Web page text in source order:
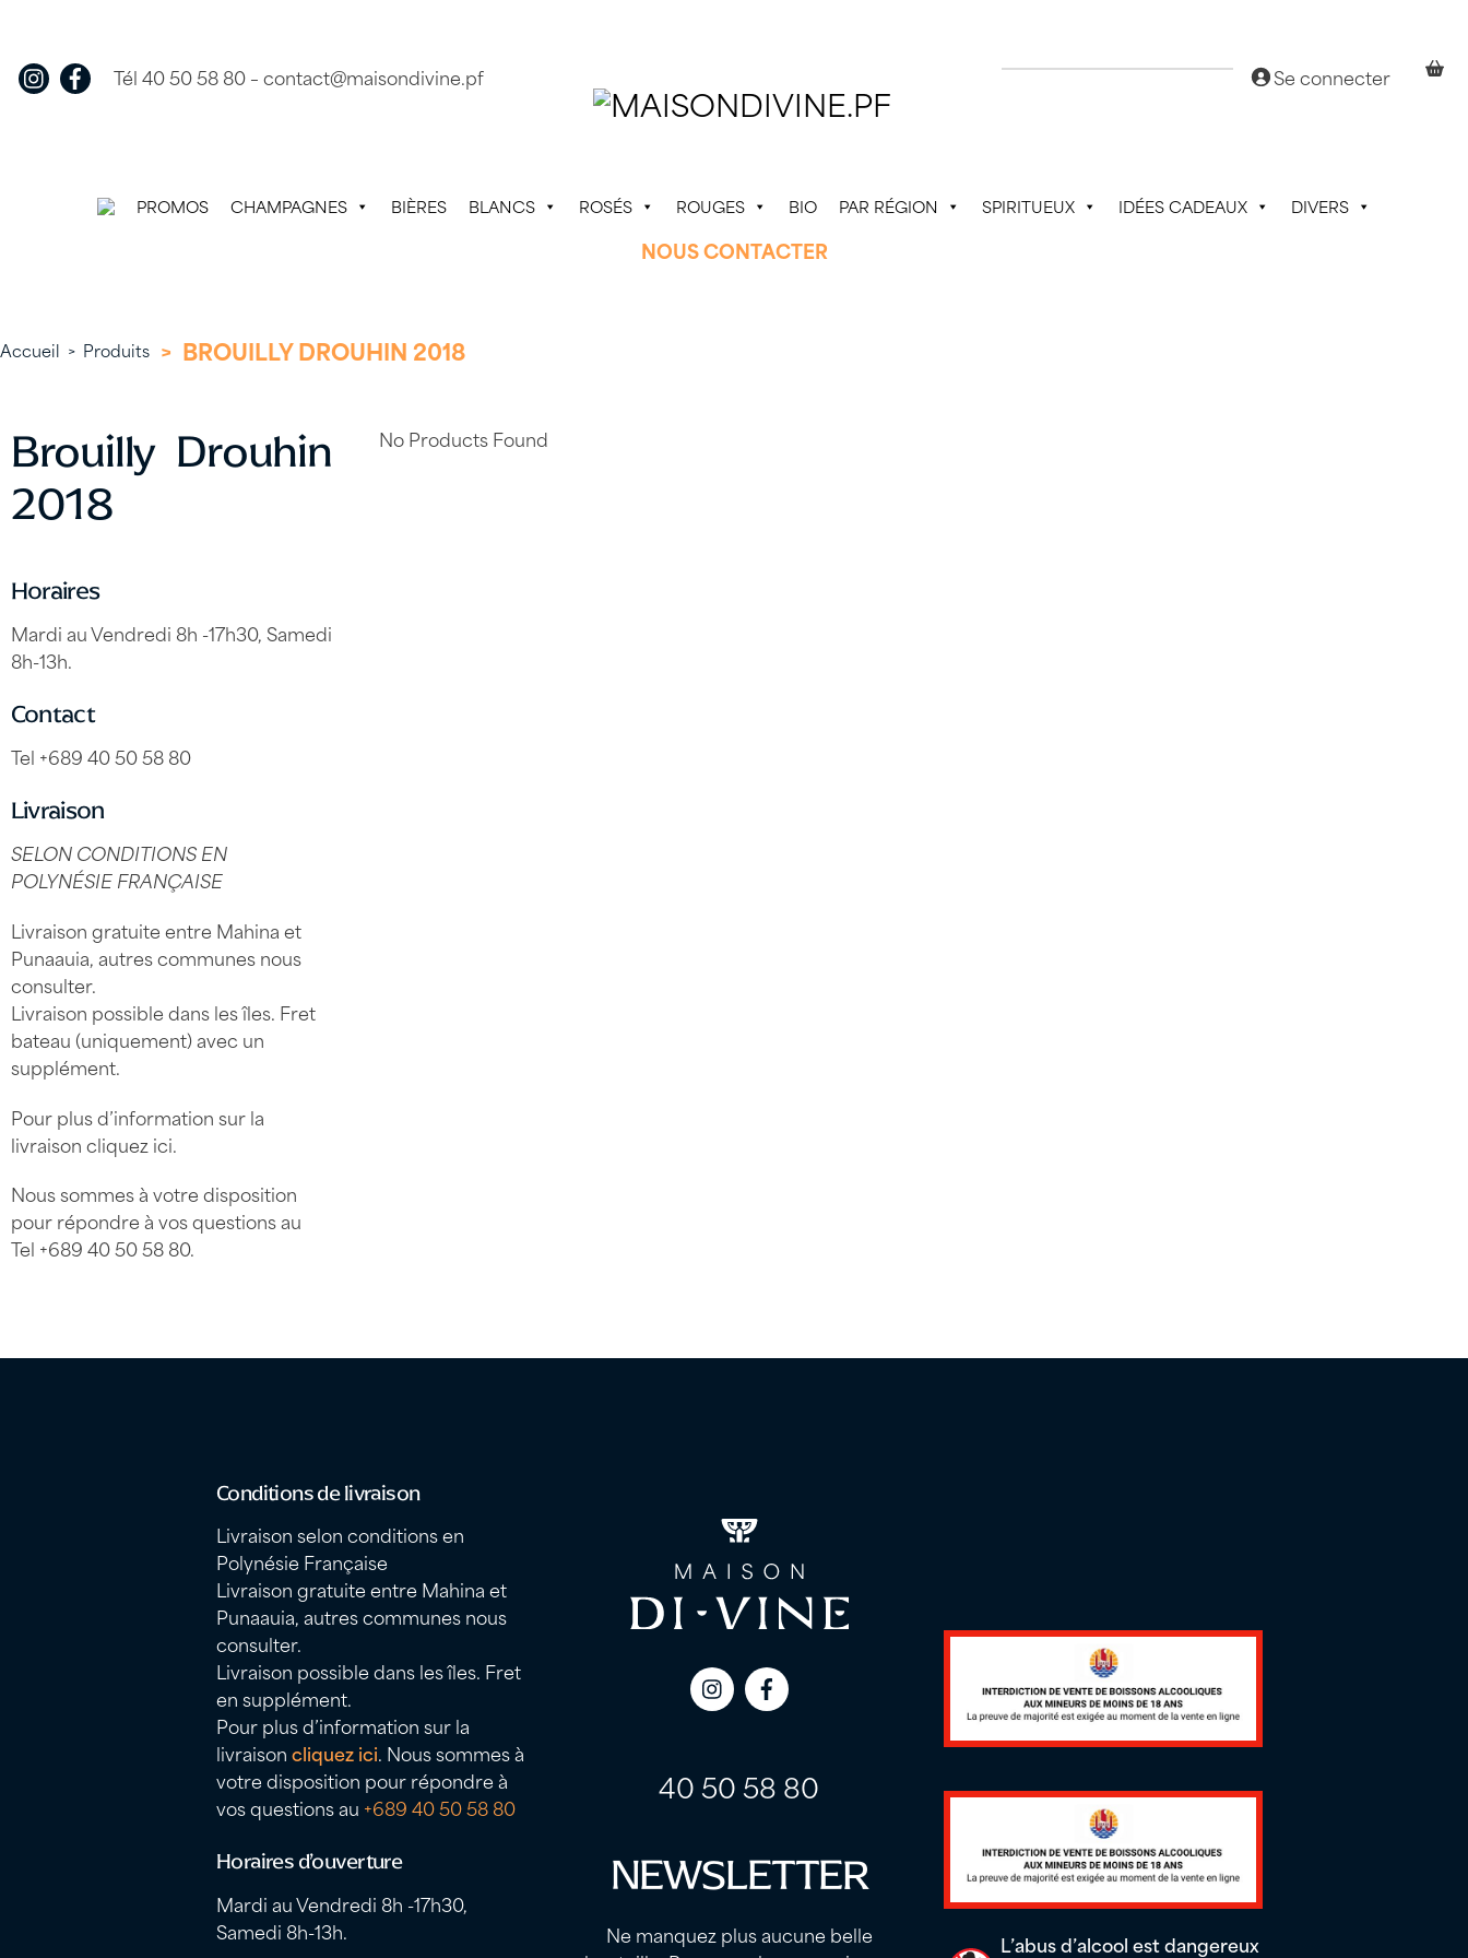
content
Tél 40 50 58 80–contact@maisondivine.pf Se connecter
PROMOS CHAMPAGNES BIÈRES BLANCS ROSÉS ROUGES BIO PAR RÉGION SPIRITUEUX IDÉES CADEAUX DIVERS
NOUS CONTACTER
Accueil > Produits > BROUILLY DROUHIN 2018
Brouilly Drouhin
2018
Horaires
Mardi au Vendredi 8h -17h30, Samedi
8h-13h.
Contact
Tel +689 40 50 58 80
Livraison
SELON CONDITIONS EN
POLYNÉSIE FRANÇAISE
Livraison gratuite entre Mahina et
Punaauia, autres communes nous
consulter.
Livraison possible dans les îles. Fret
bateau (uniquement) avec un
supplément.
Pour plus d’information sur la
livraisoncliquez ici.
Nous sommes à votre disposition
pour répondre à vos questions au
Tel +689 40 50 58 80.
No Products Found
Conditions de livraison
Livraison selon conditions en
Polynésie Française
Livraison gratuite entre Mahina et
Punaauia, autres communes nous
consulter.
Livraison possible dans les îles. Fret
en supplément.
Pour plus d’information sur la
livraisoncliquez ici. Nous sommes à
votre disposition pour répondre à
vos questions au +689 40 50 58 80
Horaires d’ouverture
Mardi au Vendredi 8h -17h30,
Samedi 8h-13h.
Icon
Icon
40 50 58 80
NEWSLETTER
Ne manquez plus aucune belle
L’abus d’alcool est dangereux